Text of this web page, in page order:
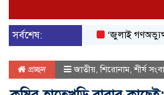
সর্বশেষ:
‘জুলাই গণঅভ্যুত্থান
প্রচ্ছদ জাতীয়,শিরোনাম,শীর্ষ